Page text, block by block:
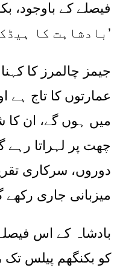
فیصلے کے باوجود،
’ بادشاہت کا
جیمز چالمرز کا
عمارتوں کا تاج ہے
میں ہوں گے، ان کا
چھت پر لہراتا رہے
دوروں، سرکاری
میزبانی جاری رکھے
بادشاہ کے اس
کو بکنگھم پیلس تک